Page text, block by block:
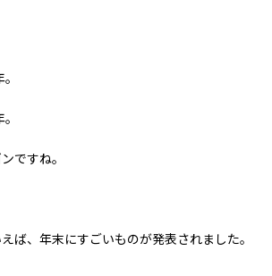
ですね。
ば、年末にすごいものが発表されました。